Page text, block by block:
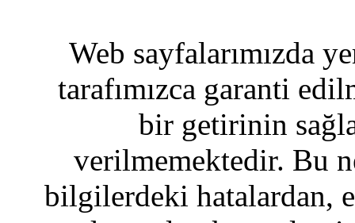
Web sayfalarımızda
tarafımızca garanti
bir getirinin
verilmemektedir. Bu
bilgilerdeki hatalardan,